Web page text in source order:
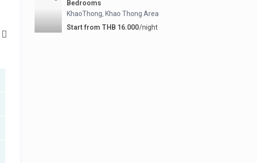
Bedrooms
KhaoThong, Khao Thong Area
Start from THB 16.000/night